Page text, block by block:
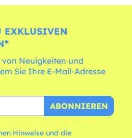
EXKLUSIVEN
von Neuigkeiten und
Sie Ihre E-Mail-Adresse
ABONNIEREN
Hinweise und die